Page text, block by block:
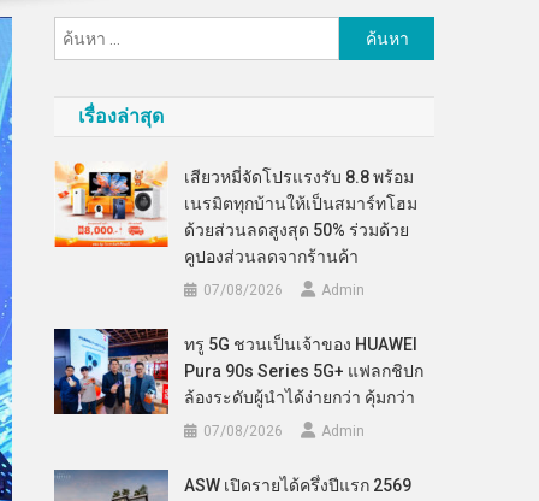
ค้นหา
สำหรับ:
เรื่องล่าสุด
เสียวหมี่จัดโปรแรงรับ 8.8 พร้อม
เนรมิตทุกบ้านให้เป็นสมาร์ทโฮม
ด้วยส่วนลดสูงสุด 50% ร่วมด้วย
คูปองส่วนลดจากร้านค้า
07/08/2026 Admin
ทรู 5G ชวนเป็นเจ้าของ HUAWEI
Pura 90s Series 5G+ แฟลกชิปก
ล้องระดับผู้นำได้ง่ายกว่า คุ้มกว่า
07/08/2026 Admin
ASW เปิดรายได้ครึ่งปีแรก 2569